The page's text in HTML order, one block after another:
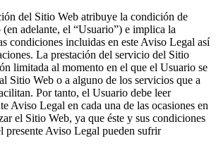
del Sitio Web atribuye la condición de
adelante, el “Usuario”) e implica la
condiciones incluidas en este Aviso Legal así
La prestación del servicio del Sitio
limitada al momento en el que el Usuario se
Sitio Web o a alguno de los servicios que a
Por tanto, el Usuario debe leer
Aviso Legal en cada una de las ocasiones en
el Sitio Web, ya que éste y sus condiciones
presente Aviso Legal pueden sufrir